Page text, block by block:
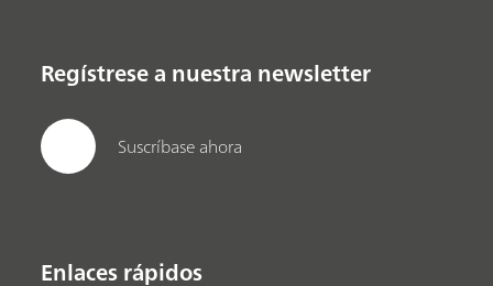
Regístrese a nuestra newsletter
Suscríbase ahora
Enlaces rápidos